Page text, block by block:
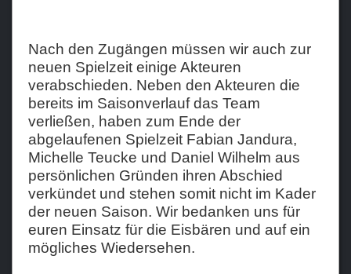
Nach den Zugängen müssen wir auch zur
neuen Spielzeit einige Akteuren
verabschieden. Neben den Akteuren die
bereits im Saisonverlauf das Team
verließen, haben zum Ende der
abgelaufenen Spielzeit Fabian Jandura,
Michelle Teucke und Daniel Wilhelm aus
persönlichen Gründen ihren Abschied
verkündet und stehen somit nicht im Kader
der neuen Saison. Wir bedanken uns für
euren Einsatz für die Eisbären und auf ein
mögliches Wiedersehen.